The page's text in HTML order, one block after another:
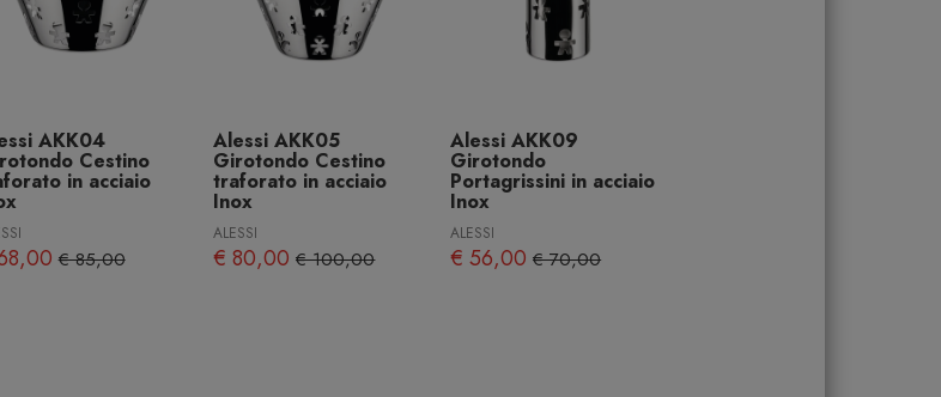
AKK04
Cestino
in acciaio
€ 85,00
Alessi AKK05
Girotondo Cestino
traforato in acciaio
Inox
ALESSI
€ 80,00€ 100,00
Alessi AKK09
Girotondo
Portagrissini in acciaio
Inox
ALESSI
€ 56,00€ 70,00